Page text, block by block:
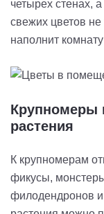
четырех стенах,
свежих цветов
наполнит
Крупномеры
растения
К крупномерам
фикусы,
филодендронов